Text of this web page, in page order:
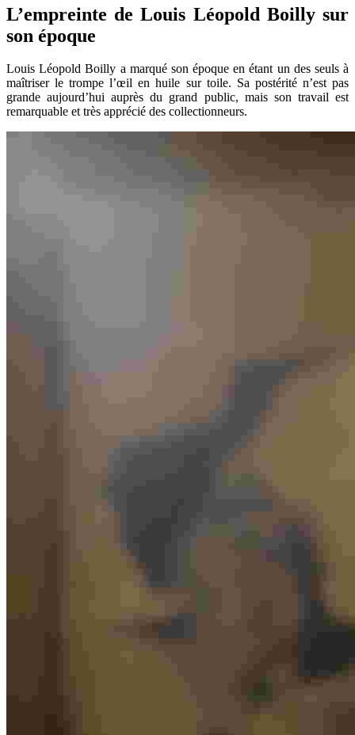
L’empreinte de Louis Léopold Boilly sur
son époque
Louis Léopold Boilly a marqué son époque en étant un des seuls à
maîtriser le trompe l’œil en huile sur toile. Sa postérité n’est pas
grande aujourd’hui auprès du grand public, mais son travail est
remarquable et très apprécié des collectionneurs.